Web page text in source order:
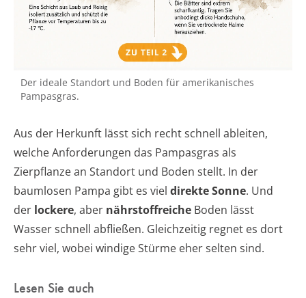
Der ideale Standort und Boden für amerikanisches
Pampasgras.
Aus der Herkunft lässt sich recht schnell ableiten,
welche Anforderungen das Pampasgras als
Zierpflanze an Standort und Boden stellt. In der
baumlosen Pampa gibt es viel direkte Sonne. Und
der lockere, aber nährstoffreiche Boden lässt
Wasser schnell abfließen. Gleichzeitig regnet es dort
sehr viel, wobei windige Stürme eher selten sind.
Lesen Sie auch